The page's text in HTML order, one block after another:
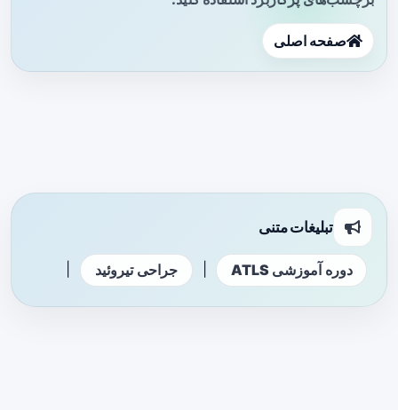
صفحه اصلی
تبلیغات متنی
دوره آموزشی ATLS جراحی تیروئید